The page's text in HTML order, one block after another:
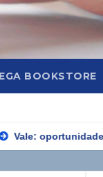
BOOKSTORE
para